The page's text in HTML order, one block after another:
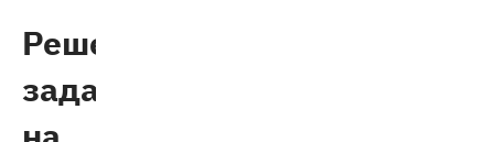
Решение
задач
на